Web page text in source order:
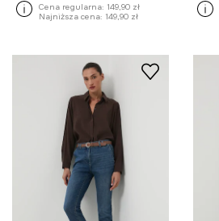
Cena regularna: 149,90 zł
Najniższa cena: 149,90 zł